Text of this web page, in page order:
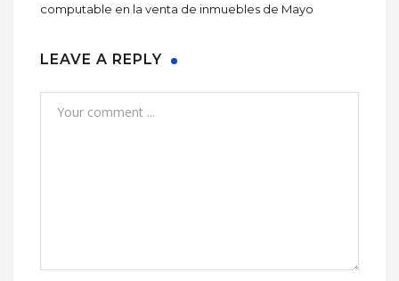
computable en la venta de inmuebles de Mayo
LEAVE A REPLY